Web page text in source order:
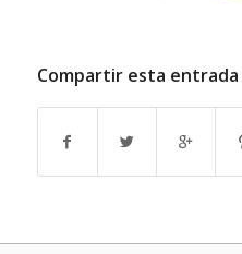
Compartir esta entrada